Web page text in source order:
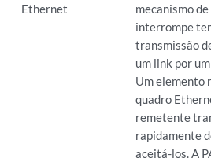
Ethernet
mecanismo
interrompe
transmissão
um link por
Um elemento
quadro
remetente
rapidamente
aceitá-los. A